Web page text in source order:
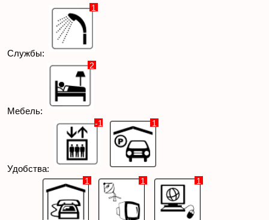
Службы:
1
Мебель:
2
Удобства:
-1 1
1 1 1